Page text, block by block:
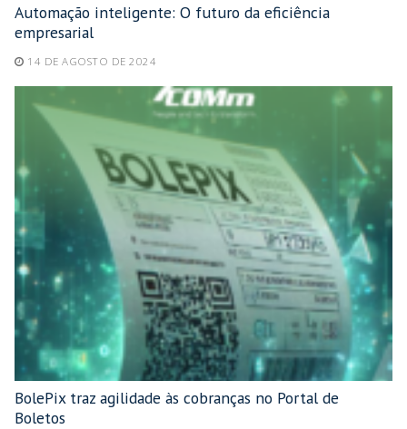
Automação inteligente: O futuro da eficiência
empresarial
14 DE AGOSTO DE 2024
BolePix traz agilidade às cobranças no Portal de
Boletos